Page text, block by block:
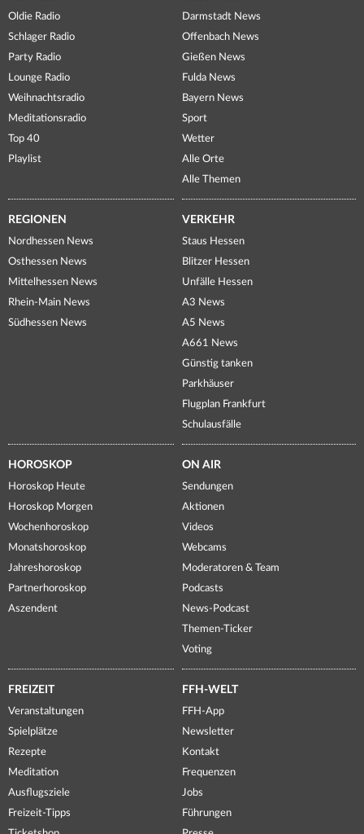
Oldie Radio
Schlager Radio
Party Radio
Lounge Radio
Weihnachtsradio
Meditationsradio
Top 40
Playlist
Darmstadt News
Offenbach News
Gießen News
Fulda News
Bayern News
Sport
Wetter
Alle Orte
Alle Themen
REGIONEN
Nordhessen News
Osthessen News
Mittelhessen News
Rhein-Main News
Südhessen News
VERKEHR
Staus Hessen
Blitzer Hessen
Unfälle Hessen
A3 News
A5 News
A661 News
Günstig tanken
Parkhäuser
Flugplan Frankfurt
Schulausfälle
HOROSKOP
Horoskop Heute
Horoskop Morgen
Wochenhoroskop
Monatshoroskop
Jahreshoroskop
Partnerhoroskop
Aszendent
ON AIR
Sendungen
Aktionen
Videos
Webcams
Moderatoren & Team
Podcasts
News-Podcast
Themen-Ticker
Voting
FREIZEIT
Veranstaltungen
Spielplätze
Rezepte
Meditation
Ausflugsziele
Freizeit-Tipps
FFH-WELT
FFH-App
Newsletter
Kontakt
Frequenzen
Jobs
Führungen